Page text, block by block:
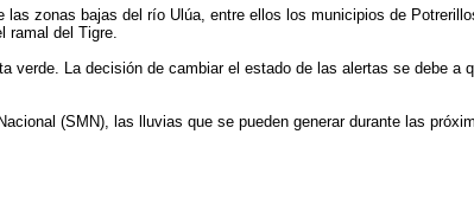
las zonas bajas del río Ulúa, entre ellos los municipios de
ramal del Tigre.
verde. La decisión de cambiar el estado de las alertas se debe a
(SMN), las lluvias que se pueden generar durante las